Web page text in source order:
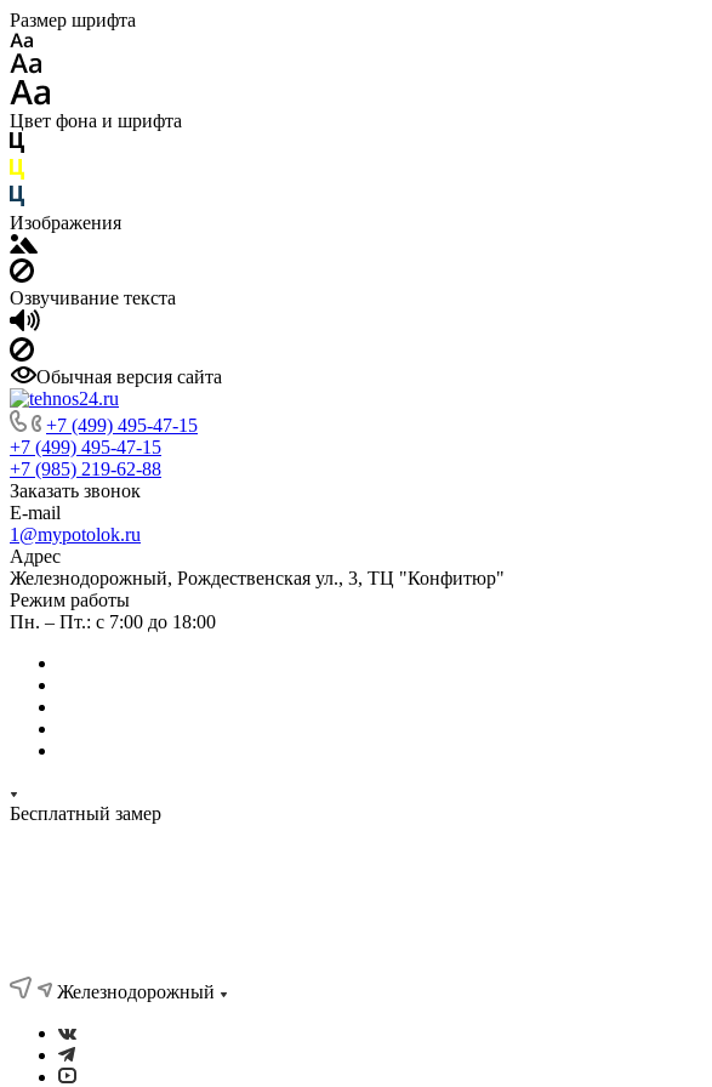
Размер шрифта
Цвет фона и шрифта
Изображения
Озвучивание текста
Обычная версия сайта
+7 (499) 495-47-15
+7 (499) 495-47-15
+7 (985) 219-62-88
Заказать звонок
E-mail
1@mypotolok.ru
Адрес
Железнодорожный, Рождественская ул., 3, ТЦ "Конфитюр"
Режим работы
Пн. – Пт.: с 7:00 до 18:00
Бесплатный замер
Железнодорожный